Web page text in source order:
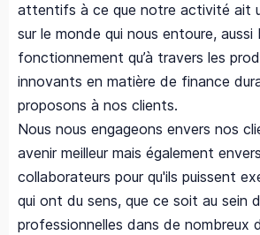
attentifs à ce que notre activité ait
sur le monde qui nous entoure,
fonctionnement qu’à travers les
innovants en matière de finance
proposons à nos clients.
Nous nous engageons envers nos
avenir meilleur mais également
collaborateurs pour qu'ils puissent
qui ont du sens, que ce soit au sein
professionnelles dans de nombreux